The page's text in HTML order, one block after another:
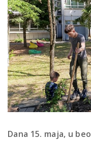
Dana 15. maja, u